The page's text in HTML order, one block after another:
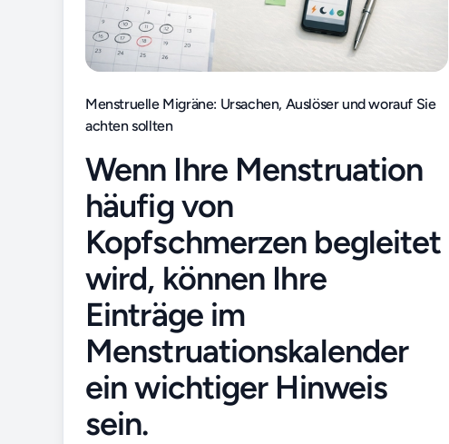
Menstruelle Migräne: Ursachen, Auslöser und worauf Sie
achten sollten
Wenn Ihre Menstruation
häufig von
Kopfschmerzen begleitet
wird, können Ihre
Einträge im
Menstruationskalender
ein wichtiger Hinweis
sein.